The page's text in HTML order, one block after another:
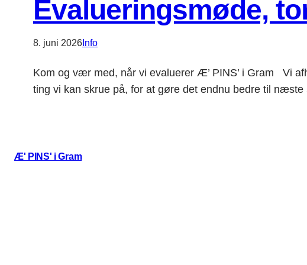
Evalueringsmøde,
8. juni 2026 Info
Kom og vær med, når vi evaluerer Æ’ PINS’ i Gram Vi
ting vi kan skrue på, for at gøre det endnu bedre til
Æ' PINS' i Gram